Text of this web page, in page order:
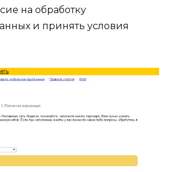
на обработку
и принять условия